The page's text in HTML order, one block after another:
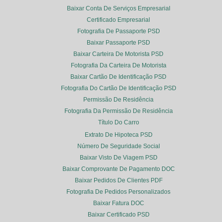
Baixar Conta De Serviços Empresarial
Certificado Empresarial
Fotografia De Passaporte PSD
Baixar Passaporte PSD
Baixar Carteira De Motorista PSD
Fotografia Da Carteira De Motorista
Baixar Cartão De Identificação PSD
Fotografia Do Cartão De Identificação PSD
Permissão De Residência
Fotografia Da Permissão De Residência
Título Do Carro
Extrato De Hipoteca PSD
Número De Seguridade Social
Baixar Visto De Viagem PSD
Baixar Comprovante De Pagamento DOC
Baixar Pedidos De Clientes PDF
Fotografia De Pedidos Personalizados
Baixar Fatura DOC
Baixar Certificado PSD